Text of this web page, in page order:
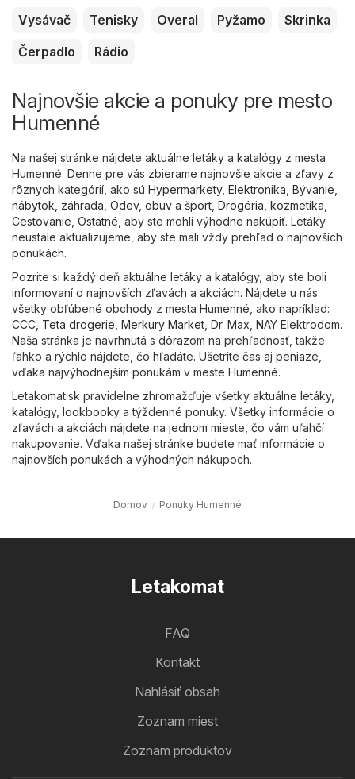
Vysávač Tenisky Overal Pyžamo
Skrinka
Čerpadlo
Rádio
Najnovšie akcie a ponuky pre mesto
Humenné
Na našej stránke nájdete aktuálne letáky a katalógy z mesta
Humenné. Denne pre vás zbierame najnovšie akcie a zľavy z
rôznych kategórií, ako sú Hypermarkety, Elektronika Bývanie,
nábytok, záhrada Odev, obuv a šport Drogéria, kozmetika
Cestovanie Ostatné , aby ste mohli výhodne nakúpiť. Letáky
neustále aktualizujeme, aby ste mali vždy prehľad o najnovších
ponukách.
Pozrite si každý deň aktuálne letáky a katalógy, aby ste boli
informovaní o najnovších zľavách a akciách. Nájdete u nás
všetky obľúbené obchody z mesta Humenné, ako napríklad:
CCC Teta drogerie Merkury Market Dr. Max NAY Elektrodom.
Naša stránka je navrhnutá s dôrazom na prehľadnosť, takže
ľahko a rýchlo nájdete, čo hľadáte. Ušetrite čas aj peniaze,
vďaka najvýhodnejším ponukám v meste Humenné.
Letakomat.sk pravidelne zhromažďuje všetky aktuálne letáky,
katalógy, lookbooky a týždenné ponuky. Všetky informácie o
zľavách a akciách nájdete na jednom mieste, čo vám uľahčí
nakupovanie. Vďaka našej stránke budete mať informácie o
najnovších ponukách a výhodných nákupoch.
Domov Ponuky Humenné
Letakomat
FAQ
Kontakt
Nahlásiť obsah
Zoznam miest
Zoznam produktov